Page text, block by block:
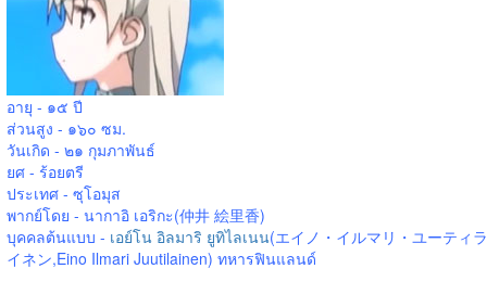
อายุ - ๑๕ ปี
ส่วนสูง - ๑๖๐ ซม.
วันเกิด - ๒๑ กุมภาพันธ์
ยศ - ร้อยตรี
ประเทศ - ซุโอมุส
พากย์โดย - นากาอิ เอริกะ(仲井 絵里香)
บุคคลต้นแบบ - เอย์โน อิลมาริ ยูทิไลเนน(エイノ・イルマリ・ユーティラ
イネン,Eino Ilmari Juutilainen) ทหารฟินแลนด์